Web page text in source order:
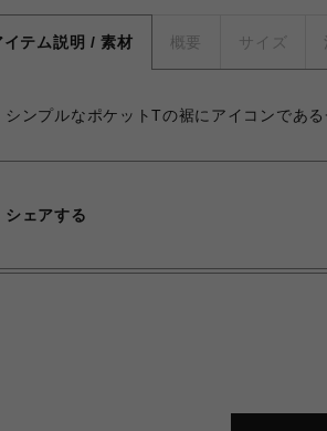
イテム説明 / 素材 概要 サイズ
シンプルなポケットTの裾にアイコンであ
シェアする